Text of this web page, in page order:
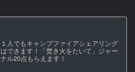
１人でもキャンプファイアシェアリング
はできます！「焚き火をたいて」ジャー
ナル20点もらえます！